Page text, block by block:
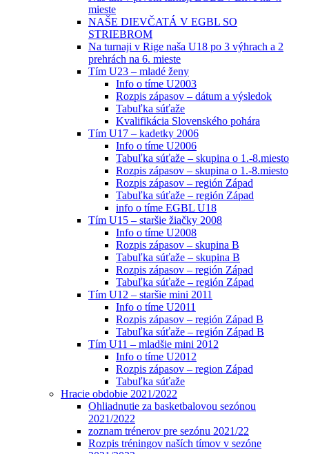
mieste
NAŠE DIEVČATÁ V EGBL SO
STRIEBROM
Na turnaji v Rige naša U18 po 3 výhrach a 2
prehrách na 6. mieste
Tím U23 – mladé ženy
Info o tíme U2003
Rozpis zápasov – dátum a výsledok
Tabuľka súťaže
Kvalifikácia Slovenského pohára
Tím U17 – kadetky 2006
Info o tíme U2006
Tabuľka súťaže – skupina o 1.-8.miesto
Rozpis zápasov – skupina o 1.-8.miesto
Rozpis zápasov – región Západ
Tabuľka súťaže – región Západ
info o tíme EGBL U18
Tím U15 – staršie žiačky 2008
Info o tíme U2008
Rozpis zápasov – skupina B
Tabuľka súťaže – skupina B
Rozpis zápasov – región Západ
Tabuľka súťaže – región Západ
Tím U12 – staršie mini 2011
Info o tíme U2011
Rozpis zápasov – región Západ B
Tabuľka súťaže – región Západ B
Tím U11 – mladšie mini 2012
Info o tíme U2012
Rozpis zápasov – region Západ
Tabuľka súťaže
Hracie obdobie 2021/2022
Ohliadnutie za basketbalovou sezónou
2021/2022
zoznam trénerov pre sezónu 2021/22
Rozpis tréningov naších tímov v sezóne